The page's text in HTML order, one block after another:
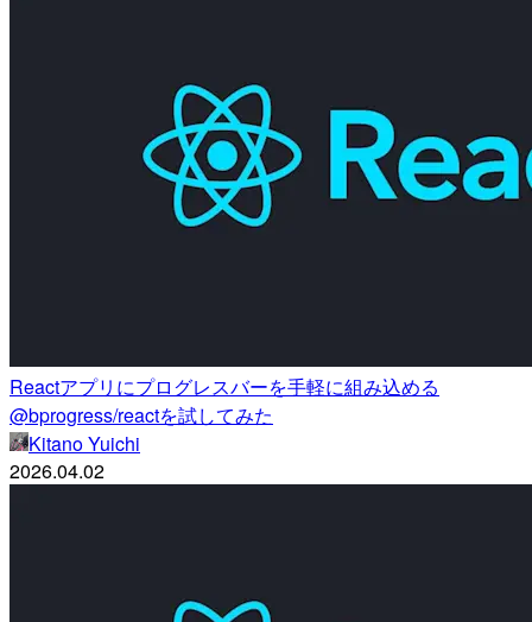
Reactアプリにプログレスバーを手軽に組み込める
@bprogress/reactを試してみた
Kitano Yuichi
2026.04.02